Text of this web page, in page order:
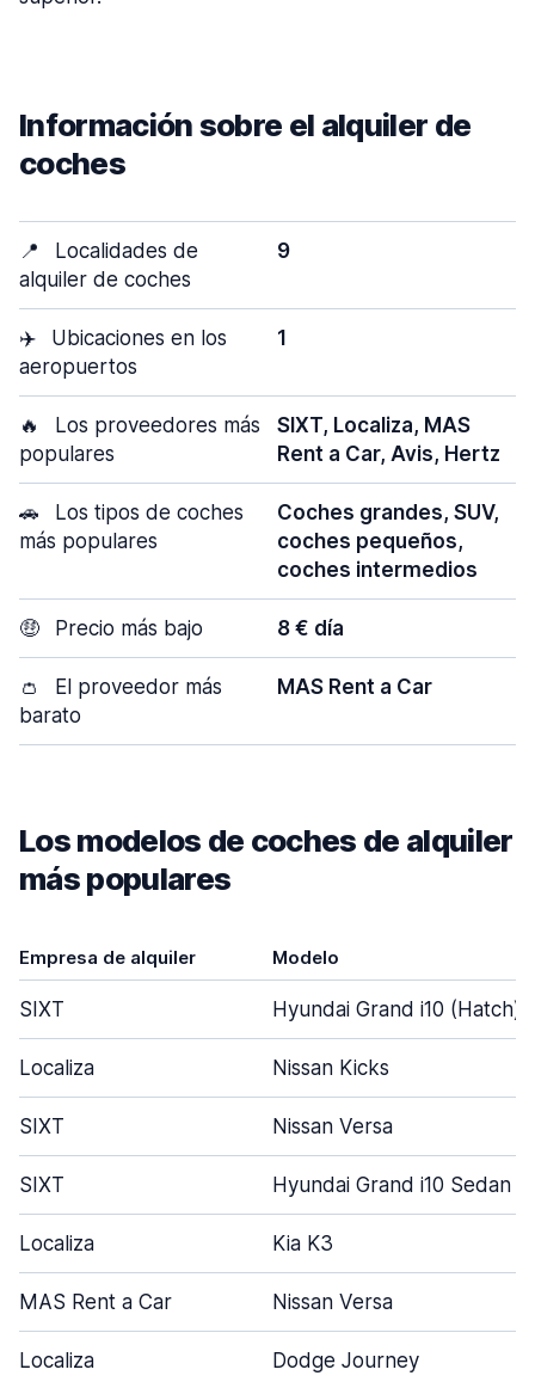
Información sobre el alquiler de
coches
📍
Localidades de
alquiler de coches
9
✈️
Ubicaciones en los
aeropuertos
1
🔥
Los proveedores más
populares
SIXT, Localiza, MAS
Rent a Car, Avis, Hertz
🚗
Los tipos de coches
más populares
Coches grandes, SUV,
coches pequeños,
coches intermedios
🤑 Precio más bajo 8 € día
👛
El proveedor más
barato
MAS Rent a Car
Los modelos de coches de alquiler
más populares
Empresa de alquiler Modelo
SIXT Hyundai Grand i10 (Hatch)
Localiza Nissan Kicks
SIXT Nissan Versa
SIXT Hyundai Grand i10 Sedan
Localiza Kia K3
MAS Rent a Car Nissan Versa
Localiza Dodge Journey